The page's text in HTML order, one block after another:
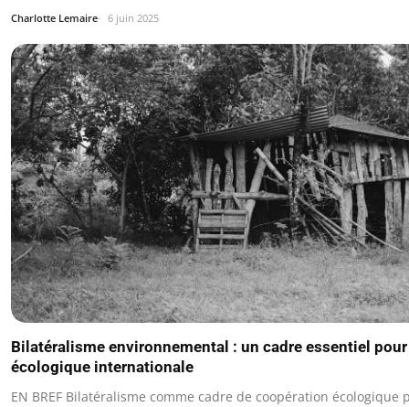
Charlotte Lemaire 6 juin 2025
Bilatéralisme environnemental : un cadre essentiel
écologique internationale
EN BREF Bilatéralisme comme cadre de coopération écologique